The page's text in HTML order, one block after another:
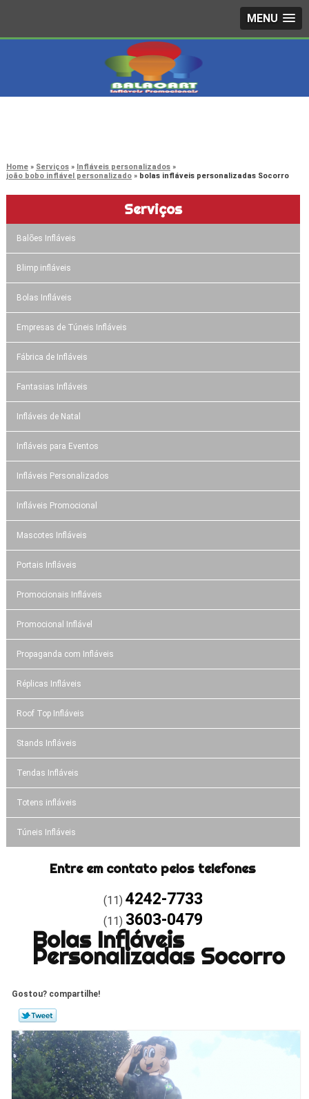
MENU
Home Serviços
Infláveis personalizados
joão bobo inflável personalizado
bolas infláveis personalizadas Socorro
Serviços
Balões Infláveis
Blimp infláveis
Bolas Infláveis
Empresas de Túneis Infláveis
Fábrica de Infláveis
Fantasias Infláveis
Infláveis de Natal
Infláveis para Eventos
Infláveis Personalizados
Infláveis Promocional
Mascotes Infláveis
Portais Infláveis
Promocionais Infláveis
Promocional Inflável
Propaganda com Infláveis
Réplicas Infláveis
Roof Top Infláveis
Stands Infláveis
Tendas Infláveis
Totens infláveis
Túneis Infláveis
Entre em contato pelos telefones
(11) 4242-7733
(11) 3603-0479
Bolas Infláveis
Personalizadas Socorro
Gostou? compartilhe!